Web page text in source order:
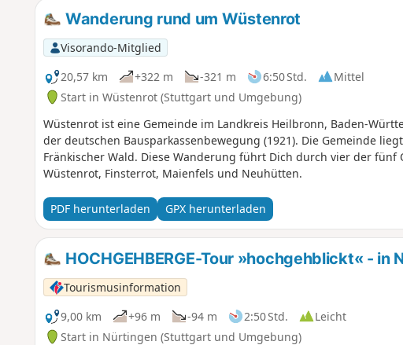
Wanderung rund um Wüstenrot
Visorando-Mitglied
20,57 km
+322 m -321 m 6:50 Std.
Mittel
Start in Wüstenrot (Stuttgart und Umgebung)
Wüstenrot ist eine Gemeinde im Landkreis Heilbronn, Baden-
der deutschen Bausparkassenbewegung (1921). Die Gemeinde
Fränkischer Wald. Diese Wanderung führt Dich durch vier der fünf
Wüstenrot, Finsterrot, Maienfels und Neuhütten.
PDF herunterladen GPX herunterladen
HOCHGEHBERGE-Tour »hochgehblickt« - in
Tourismusinformation
9,00 km
+96 m -94 m 2:50 Std.
Leicht
Start in Nürtingen (Stuttgart und Umgebung)